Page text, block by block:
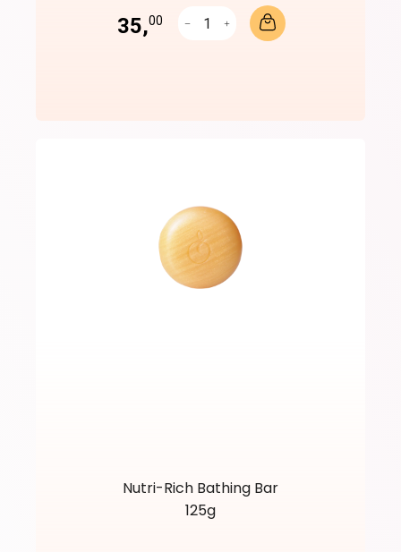
35,00
Nutri-Rich Bathing Bar
125g